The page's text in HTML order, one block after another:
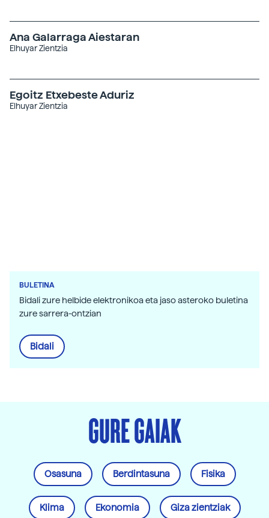
Ana Galarraga Aiestaran
Elhuyar Zientzia
Egoitz Etxebeste Aduriz
Elhuyar Zientzia
BULETINA
Bidali zure helbide elektronikoa eta jaso asteroko buletina
zure sarrera-ontzian
Bidali
GURE GAIAK
Osasuna Berdintasuna Fisika
Klima Ekonomia Giza zientziak